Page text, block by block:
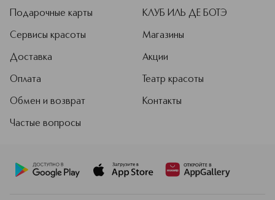
Подарочные карты
Сервисы красоты
Доставка
Оплата
Обмен и возврат
Частые вопросы
КЛУБ ИЛЬ ДЕ БОТЭ
Магазины
Акции
Театр красоты
Контакты